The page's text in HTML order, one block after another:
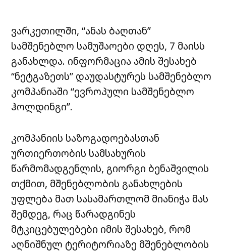
ვარკეთილში, “ანას ბაღთან”
სამშენებლო სამუშაოები დღეს, 7 მაისს
განახლდა. ინფორმაცია ამის შესახებ
“ნეტგაზეთს” დაუდასტურეს სამშენებლო
კომპანიაში “ევროპული სამშენებლო
ჰოლდინგი”.
კომპანიის საზოგადოებასთან
ურთიერთობის სამსახურის
წარმომადგენლის, გიორგი ბენაშვილის
თქმით, მშენებლობის განახლების
უფლება მათ სასამართლომ მიანიჭა მას
შემდეგ, რაც წარადგინეს
მტკიცებულებები იმის შესახებ, რომ
აღნიშნულ ტერიტორიაზე მშენებლობის